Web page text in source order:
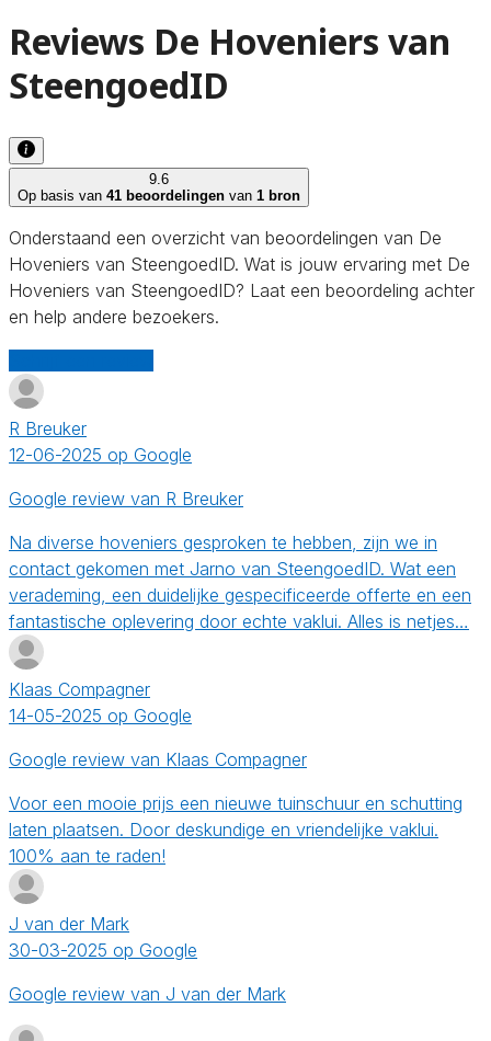
Reviews De Hoveniers van
SteengoedID
9.6
Op basis van 41 beoordelingen van 1 bron
Onderstaand een overzicht van beoordelingen van De
Hoveniers van SteengoedID. Wat is jouw ervaring met De
Hoveniers van SteengoedID? Laat een beoordeling achter
en help andere bezoekers.
R Breuker
12-06-2025 op Google
Google review van R Breuker
Na diverse hoveniers gesproken te hebben, zijn we in
contact gekomen met Jarno van SteengoedID. Wat een
verademing, een duidelijke gespecificeerde offerte en een
fantastische oplevering door echte vaklui. Alles is netjes…
Klaas Compagner
14-05-2025 op Google
Google review van Klaas Compagner
Voor een mooie prijs een nieuwe tuinschuur en schutting
laten plaatsen. Door deskundige en vriendelijke vaklui.
100% aan te raden!
J van der Mark
30-03-2025 op Google
Google review van J van der Mark